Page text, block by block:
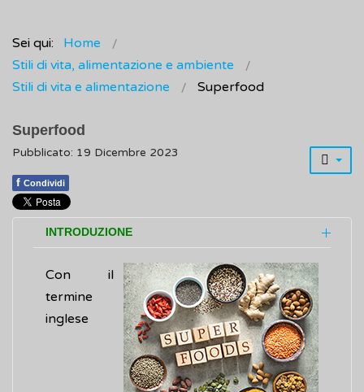
Sei qui:
Home
Stili di vita, alimentazione e ambiente
Stili di vita e alimentazione
Superfood
Superfood
Pubblicato: 19 Dicembre 2023
f Condividi
INTRODUZIONE
Con il
termine
inglese